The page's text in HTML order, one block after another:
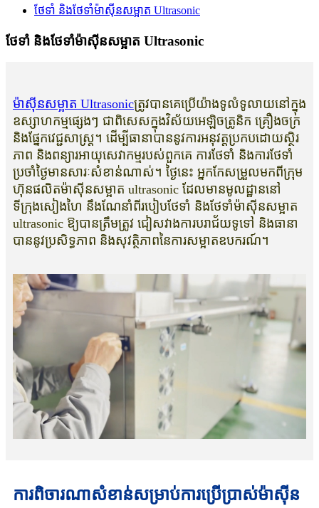
ថែទាំ និងថែទាំម៉ាស៊ីនសម្អាត Ultrasonic
ថែទាំ និងថែទាំម៉ាស៊ីនសម្អាត Ultrasonic
ម៉ាស៊ីនសម្អាត Ultrasonicត្រូវ​បាន​គេ​ប្រើ​យ៉ាង​ទូលំទូលាយ​នៅ​ក្នុង​
ឧស្សាហកម្ម​ផ្សេងៗ ជា​ពិសេស​ក្នុង​វិស័យ​អេឡិចត្រូនិក គ្រឿងចក្រ
និង​ផ្នែក​វេជ្ជសាស្ត្រ។ ដើម្បីធានាបាននូវការអនុវត្តប្រកបដោយស្ថិរ
ភាព និងពន្យារអាយុសេវាកម្មរបស់ពួកគេ ការថែទាំ និងការថែទាំ
ប្រចាំថ្ងៃមានសារៈសំខាន់ណាស់។ ថ្ងៃនេះ អ្នកកែសម្រួលមកពីក្រុម
ហ៊ុនផលិតម៉ាស៊ីនសម្អាត ultrasonic ដែលមានមូលដ្ឋាននៅ
ទីក្រុងសៀងហៃ នឹងណែនាំពីរបៀបថែទាំ និងថែទាំម៉ាស៊ីនសម្អាត
ultrasonic ឱ្យបានត្រឹមត្រូវ ជៀសវាងការបរាជ័យទូទៅ និងធានា
បាននូវប្រសិទ្ធភាព និងសុវត្ថិភាពនៃការសម្អាតឧបករណ៍។
ការពិចារណាសំខាន់សម្រាប់ការប្រើប្រាស់ម៉ាស៊ីន